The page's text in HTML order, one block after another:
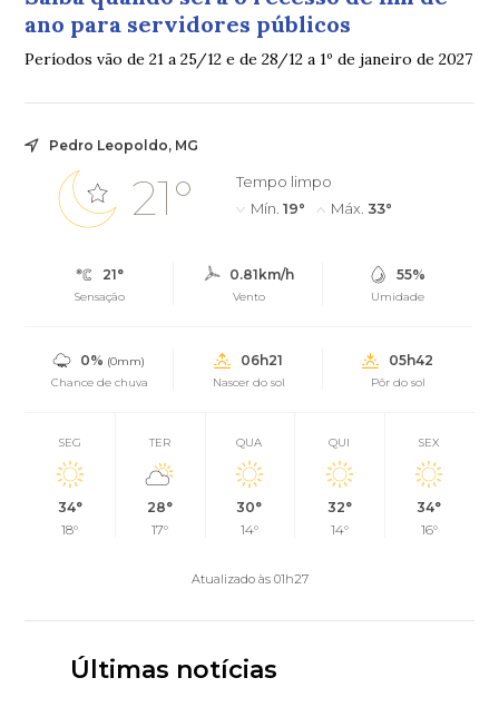
ano para servidores públicos
Períodos vão de 21 a 25/12 e de 28/12 a 1º de janeiro de 2027
Pedro Leopoldo, MG
21°
Tempo limpo
Mín. 19° Máx. 33°
21°
Sensação
0.81km/h
Vento
55%
Umidade
0% (0mm)
Chance de chuva
06h21
Nascer do sol
05h42
Pôr do sol
SEG
34°
18°
TER
28°
17°
QUA
30°
14°
QUI
32°
14°
SEX
34°
16°
Atualizado às 01h27
Últimas notícias